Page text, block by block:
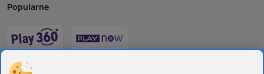
Popularne